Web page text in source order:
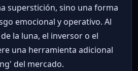
superstición, sino una forma
emocional y operativo. Al
la luna, el inversor o el
una herramienta adicional
del mercado.